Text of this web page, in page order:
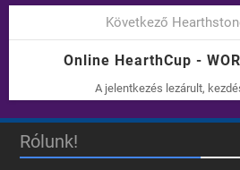
Következő
Online HearthCup -
A jelentkezés lezárult,
Rólunk!